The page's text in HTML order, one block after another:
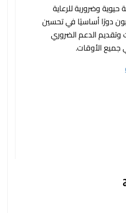
وضرورية للرعاية
دورًا أساسيًا في تحسين
وتقديم الدعم الضروري
جميع الأوقات.